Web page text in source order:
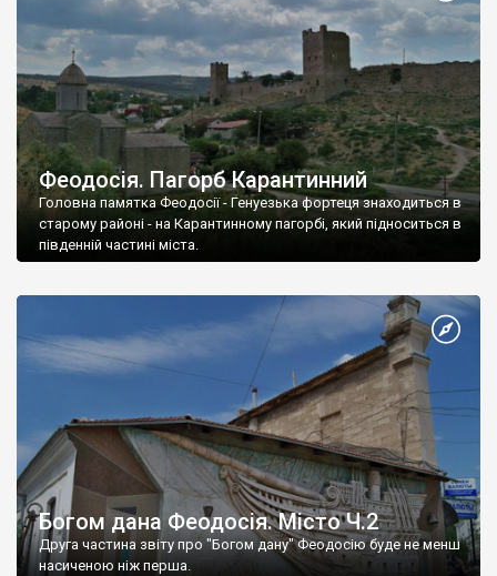
Феодосія. Пагорб Карантинний
Головна памятка Феодосії - Генуезька фортеця знаходиться в
старому районі - на Карантинному пагорбі, який підноситься в
південній частині міста.
Богом дана Феодосія. Місто Ч.2
Друга частина звіту про "Богом дану" Феодосію буде не менш
насиченою ніж перша.